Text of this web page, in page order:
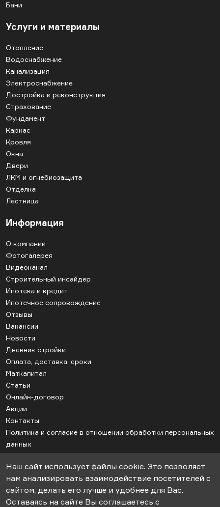
Бани
Услуги и материалы
Отопление
Водоснабжение
Канализация
Электроснабжение
Достройка и реконструкция
Страхование
Фундамент
Каркас
Кровля
Окна
Двери
ЛКМ и огнебиозащита
Отделка
Лестница
Информация
О компании
Фотогалерея
Видеоканал
Строительный инсайдер
Ипотека и кредит
Ипотечное сопровождение
Отзывы
Вакансии
Новости
Дневник стройки
Оплата, доставка, сроки
Маткапитал
Статьи
Онлайн-договор
Акции
Контакты
Политика и согласие в отношении обработки персональных
данных
Соглашение об использовании cookie
Карта сайта
Наш сайт использует файлы cookie. Это позволяет
нам анализировать взаимодействие посетителей с
сайтом, делать его лучше и удобнее для Вас.
Оставаясь на сайте Вы соглашаетесь с